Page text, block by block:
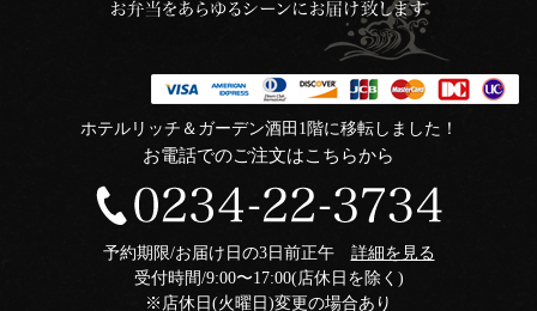
ホテルリッチ＆ガーデン酒田1階に移転しました！
お電話でのご注文はこちらから
予約期限/お届け日の3日前正午 詳細を見る
受付時間/9:00〜17:00(店休日を除く)
※店休日(火曜日)変更の場合あり